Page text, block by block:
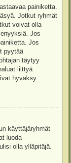
painiketta.
Jotkut ryhmät
voivat olla
Jos
Jos
pyytää
täytyy
liittyä
hyväksy
käyttäjäryhmät
luoda
olla ylläpitäjä.